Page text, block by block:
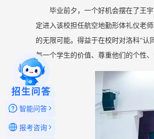
毕业前夕，一个好机会摆在了王
定进入该校担任航空地勤形体礼仪老
的无限可能。得益于在校时对洛科“认
每一个学生的价值、尊重他们的个性
招生问答
智能问答
报考咨询